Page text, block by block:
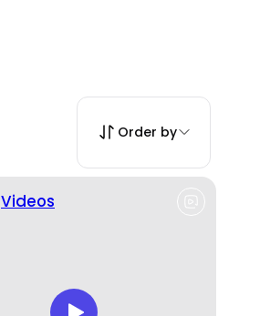
Order by
Videos